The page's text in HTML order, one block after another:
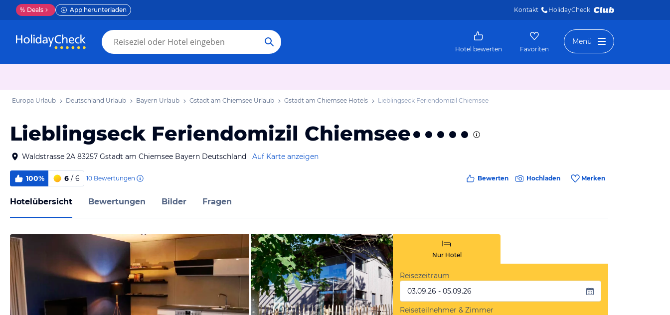
% Deals App herunterladen Kontakt HolidayCheck
Hotel bewerten Favoriten
Menü
Europa Urlaub Deutschland Urlaub Bayern Urlaub Gstadt am Chiemsee Urlaub Gstadt am Chiemsee Hotels Lieblingseck Feriendomizil Chiemsee
Lieblingseck Feriendomizil Chiemsee
Waldstrasse 2A 83257 Gstadt am Chiemsee Bayern Deutschland Auf Karte anzeigen
100% 6 / 6 10 Bewertungen Bewerten Hochladen Merken
Hotelübersicht Bewertungen Bilder Fragen
Nur Hotel
Reisezeitraum
03.09.26 - 05.09.26
Reiseteilnehmer & Zimmer